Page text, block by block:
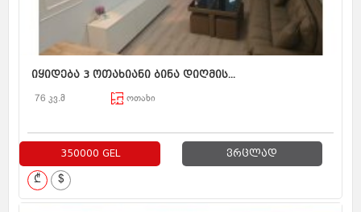
იყიდება 3 ოთახიანი ბინა დიღმის...
76 კვ.მ ოთახი
350000 GEL ვრცლად
₾ $